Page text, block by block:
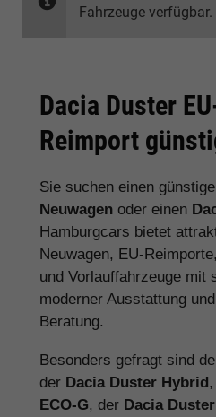
Fahrzeuge verfügbar.
Dacia Duster
Reimport
Sie suchen einen
Neuwagen oder einen
Hamburgcars bietet
Neuwagen, EU-
und Vorlauffahrzeuge mit
moderner Ausstattung
Beratung.
Besonders gefragt sind
der Dacia Duster Hybrid
ECO-G, der Dacia